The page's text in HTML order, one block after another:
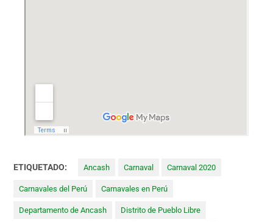
ETIQUETADO: Ancash Carnaval Carnaval 2020
Carnavales del Perú Carnavales en Perú
Departamento de Ancash Distrito de Pueblo Libre